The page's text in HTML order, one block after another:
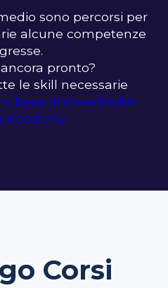
sono percorsi per
alcune competenze
pronto?
le skill necessarie
base di Investire.biz
Academy.
Corsi